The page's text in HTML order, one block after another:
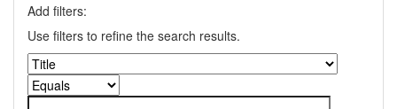
Add filters:
Use filters to refine the search results.